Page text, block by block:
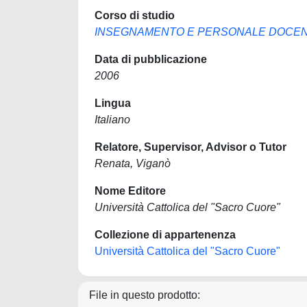
Corso di studio
INSEGNAMENTO E PERSONALE
Data di pubblicazione
2006
Lingua
Italiano
Relatore, Supervisor, Advisor o Tutor
Renata, Viganò
Nome Editore
Università Cattolica del "Sacro Cuore"
Collezione di appartenenza
Università Cattolica del "Sacro Cuore"
File in questo prodotto: